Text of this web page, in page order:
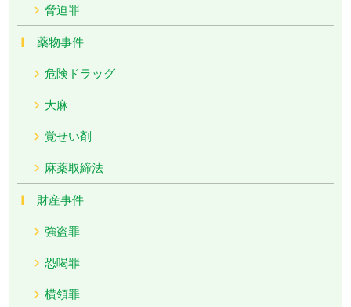
脅迫罪
薬物事件
危険ドラッグ
大麻
覚せい剤
麻薬取締法
財産事件
強盗罪
恐喝罪
横領罪